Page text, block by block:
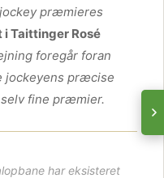
præmieres
Taittinger Rosé
foregår foran
jockeyens præcise
fine præmier.
har eksisteret